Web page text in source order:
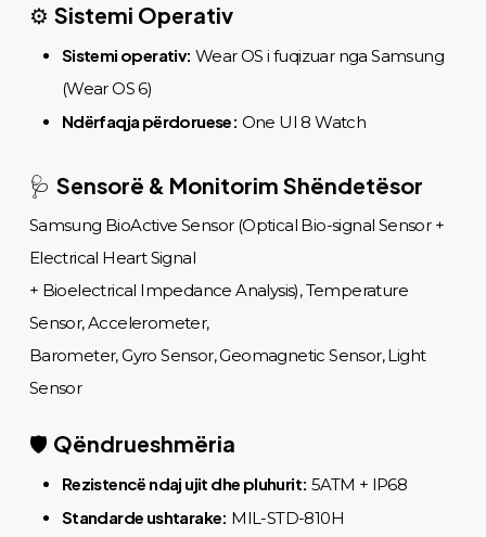
⚙️ Sistemi Operativ
Sistemi operativ: Wear OS i fuqizuar nga Samsung
(Wear OS 6)
Ndërfaqja përdoruese: One UI 8 Watch
🩺 Sensorë & Monitorim Shëndetësor
Samsung BioActive Sensor (Optical Bio-signal Sensor +
Electrical Heart Signal
+ Bioelectrical Impedance Analysis), Temperature
Sensor, Accelerometer,
Barometer, Gyro Sensor, Geomagnetic Sensor, Light
Sensor
🛡️ Qëndrueshmëria
Rezistencë ndaj ujit dhe pluhurit: 5ATM + IP68
Standarde ushtarake: MIL-STD-810H